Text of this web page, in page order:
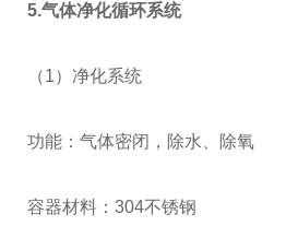
5.气体净化循环系统
（1）净化系统
功能：气体密闭，除水、除氧
容器材料： 304不锈钢